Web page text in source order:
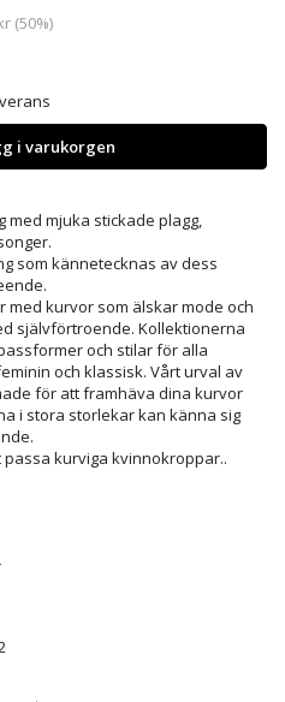
(50%)
i varukorgen
mjuka stickade plagg,
som kännetecknas av dess
med kurvor som älskar mode och
självförtroende. Kollektionerna
och stilar för alla
och klassisk. Vårt urval av
för att framhäva dina kurvor
i stora storlekar kan känna sig
kurviga kvinnokroppar..